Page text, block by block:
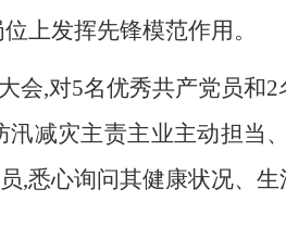
上发挥先锋模范作用。
会,对5名优秀共产党员和
汛减灾主责主业主动担当
,悉心询问其健康状况、